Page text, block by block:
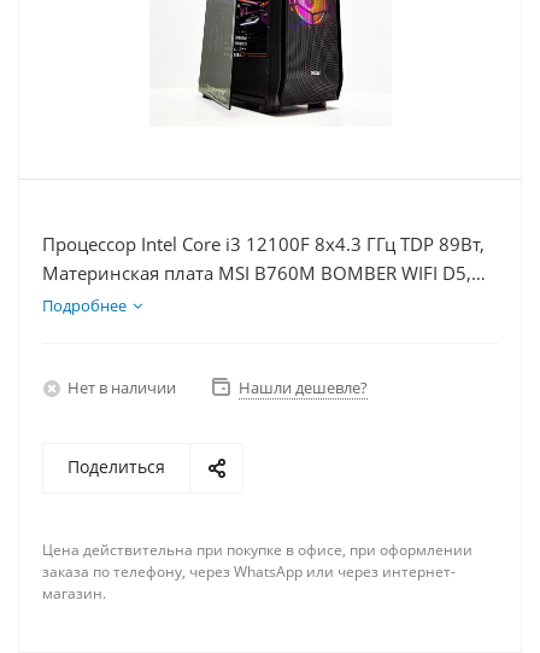
Процессор Intel Core i3 12100F 8x4.3 ГГц TDP 89Вт,
Материнская плата MSI B760M BOMBER WIFI D5,
Видеокарта RTX 5060Ti 8Гб, Память DDR5 64Gb,
Подробнее
Нет в наличии Нашли дешевле?
Поделиться
Цена действительна при покупке в офисе, при оформлении
заказа по телефону, через WhatsApp или через интернет-
магазин.